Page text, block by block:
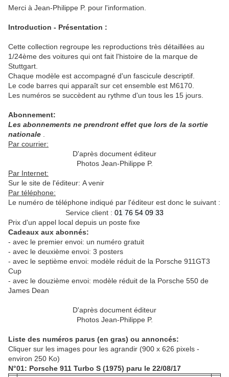
Merci à Jean-Philippe P. pour l'information.
Introduction - Présentation :
Cette collection regroupe les reproductions très détaillées au
1/24ème des voitures qui ont fait l'histoire de la marque de
Stuttgart.
Chaque modèle est accompagné d'un fascicule descriptif.
Le code barres qui apparaît sur cet ensemble est M6170.
Les numéros se succèdent au rythme d'un tous les 15 jours.
Abonnement:
Les abonnements ne prendront effet que lors de la sortie
nationale
Par courrier:
D'après document éditeur
Photos Jean-Philippe P.
Par Internet:
Sur le site de l'éditeur: A venir
Par téléphone:
Le numéro de téléphone indiqué par l'éditeur est donc le suivant :
Service client : 01 76 54 09 33
Prix d'un appel local depuis un poste fixe
Cadeaux aux abonnés:
- avec le premier envoi: un numéro gratuit
- avec le deuxième envoi: 3 posters
- avec le septième envoi: modèle réduit de la Porsche 911GT3
Cup
- avec le douzième envoi: modèle réduit de la Porsche 550 de
James Dean
D'après document éditeur
Photos Jean-Philippe P.
Liste des numéros parus (en gras) ou annoncés:
Cliquer sur les images pour les agrandir (900 x 626 pixels -
environ 250 Ko)
N°01: Porsche 911 Turbo S (1975) paru le 22/08/17